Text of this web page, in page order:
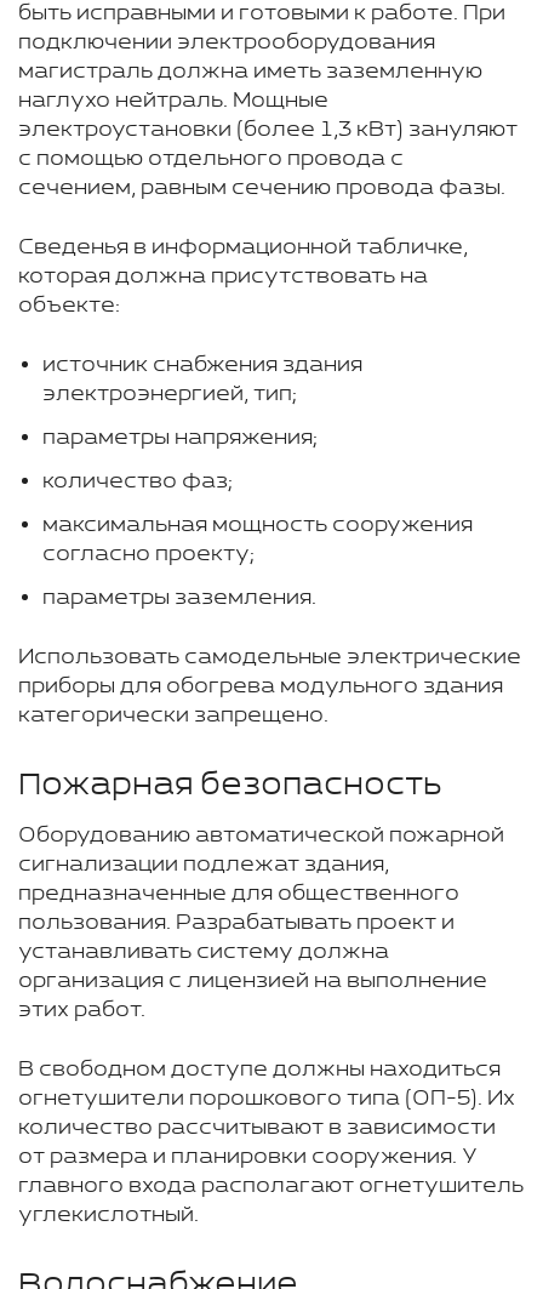
быть исправными и готовыми к работе. При
подключении электрооборудования
магистраль должна иметь заземленную
наглухо нейтраль. Мощные
электроустановки (более 1,3 кВт) зануляют
с помощью отдельного провода с
сечением, равным сечению провода фазы.
Сведенья в информационной табличке,
которая должна присутствовать на
объекте:
источник снабжения здания
электроэнергией, тип;
параметры напряжения;
количество фаз;
максимальная мощность сооружения
согласно проекту;
параметры заземления.
Использовать самодельные электрические
приборы для обогрева модульного здания
категорически запрещено.
Пожарная безопасность
Оборудованию автоматической пожарной
сигнализации подлежат здания,
предназначенные для общественного
пользования. Разрабатывать проект и
устанавливать систему должна
организация с лицензией на выполнение
этих работ.
В свободном доступе должны находиться
огнетушители порошкового типа (ОП-5). Их
количество рассчитывают в зависимости
от размера и планировки сооружения. У
главного входа располагают огнетушитель
углекислотный.